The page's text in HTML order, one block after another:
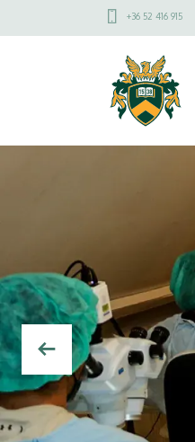
Sebészeti
Műtéttani
Felső
menü
+36 52 416 915